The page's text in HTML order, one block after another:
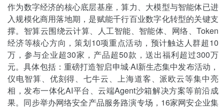
作为数字经济的核心底层基座，算力、大模型与智能体已进
入规模化商用落地期，是赋能千行百业数字化转型的关键支
撑。智算云围绕云计算、人工智能、智能体、网络、Token
经济等核心方向，策划10项重点活动，预计触达人群超10
万，参与企业超30家，产品超50款，送出福利超过300万
元。具体包括：重磅打造智启申城·AI新生态集中发布活动，
仪电智算、优刻得、七牛云、上海道客、派欧云等集中亮
相，发布一体化AI平台、云端Agent沙箱解决方案等前沿成
果。同步举办网络安全产品服务路演专场，16家网安企业集